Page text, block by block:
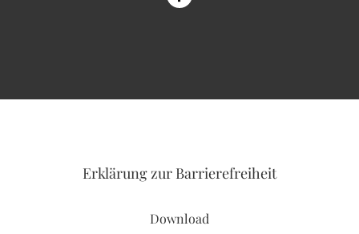
Erklärung zur Barrierefreiheit
Download